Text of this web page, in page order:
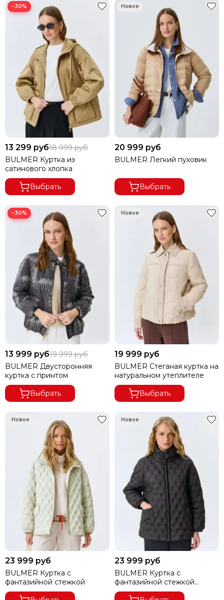
−30%
13 299 руб18 999 руб
BULMER Куртка из
сатинового хлопка
Выбрать
20 999 руб
BULMER Легкий пуховик
Выбрать
−30%
13 999 руб19 999 руб
BULMER Двусторонняя
куртка с принтом
Выбрать
19 999 руб
BULMER Стеганая куртка на
натуральном утеплителе
Выбрать
23 999 руб
BULMER Куртка с
фантазийной стежкой
23 999 руб
BULMER Куртка с
фантазийной стежкой
черная